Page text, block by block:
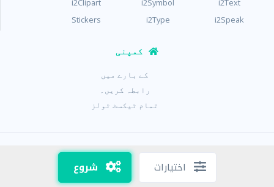
شروع اختیارات
i2Text
i2Symbol
i2Clipart
i2Speak
i2Type
Stickers
کمپنی
کے بارے میں
رابطہ کریں۔
تمام ٹیکسٹ ٹولز
رازداری شرائط / کوکیز
Copyright © i2Text 2023-2026,
Sciweavers LLC, USA